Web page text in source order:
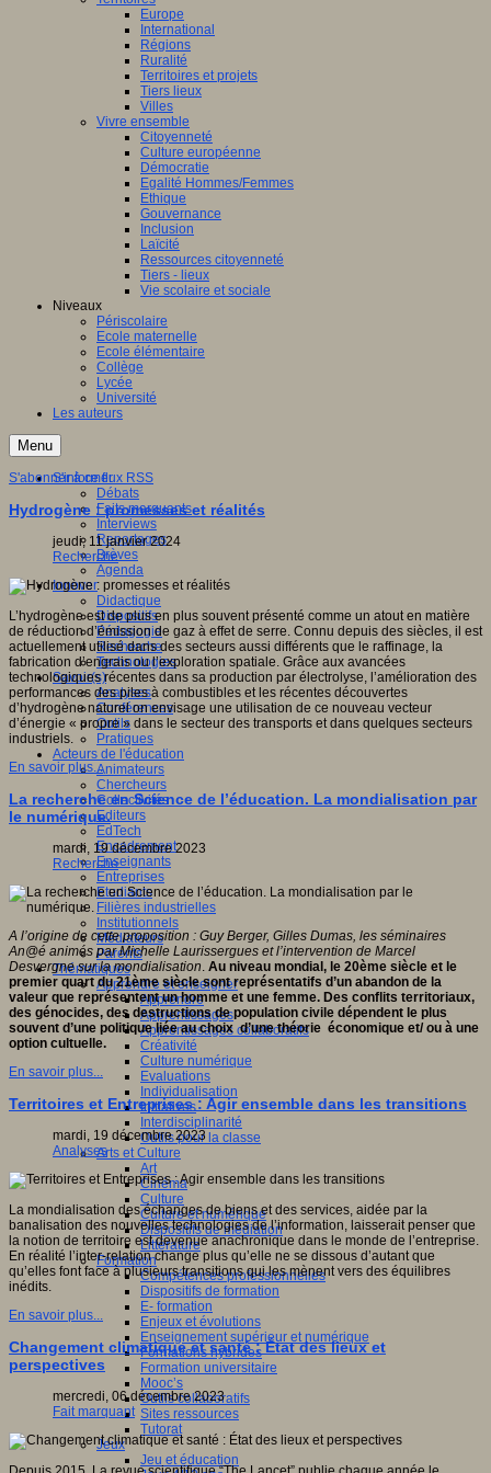
Europe
International
Régions
Ruralité
Territoires et projets
Tiers lieux
Villes
Vivre ensemble
Citoyenneté
Culture européenne
Démocratie
Egalité Hommes/Femmes
Ethique
Gouvernance
Inclusion
Laïcité
Ressources citoyenneté
Tiers - lieux
Vie scolaire et sociale
Niveaux
Périscolaire
Ecole maternelle
Ecole élémentaire
Collège
Lycée
Université
Les auteurs
Menu
S'informer
Débats
Faits marquants
Interviews
Reportages
Brèves
Agenda
Innover
Didactique
Dispositifs
Pédagogie
Recherche
Technologies
Savoir(s)
Analyses
Conférences
Outils
Pratiques
Acteurs de l'éducation
Animateurs
Chercheurs
Collectivités
Editeurs
EdTech
Encadrement
Enseignants
Entreprises
Etudiants
Filières industrielles
Institutionnels
Médiateurs
Parents
Thématiques
Apprendre et enseigner
Apprendre
Apprentissages
Apprentissages collaboratifs
Créativité
Culture numérique
Evaluations
Individualisation
Initiatives
Interdisciplinarité
Outils pour la classe
Arts et Culture
Art
Cinéma
Culture
Culture et numérique
Dispositifs de médiation
Littérature
Formation
Compétences professionnelles
Dispositifs de formation
E- formation
Enjeux et évolutions
Enseignement supérieur et numérique
Formations hybrides
Formation universitaire
Mooc’s
Outils collaboratifs
Sites ressources
Tutorat
Jeux
Jeu et éducation
S'abonner à ce flux RSS
Hydrogène : promesses et réalités
jeudi, 11 janvier 2024
Recherche
L’hydrogène est de plus en plus souvent présenté comme un atout en matière
de réduction d’émission de gaz à effet de serre. Connu depuis des siècles, il est
actuellement utilisé dans des secteurs aussi différents que le raffinage, la
fabrication d’engrais ou l’exploration spatiale. Grâce aux avancées
technologiques récentes dans sa production par électrolyse, l’amélioration des
performances des piles à combustibles et les récentes découvertes
d’hydrogène naturel on envisage une utilisation de ce nouveau vecteur
d’énergie « propre » dans le secteur des transports et dans quelques secteurs
industriels.
En savoir plus...
La recherche en Science de l’éducation. La mondialisation par
le numérique.
mardi, 19 décembre 2023
Recherche
A l’origine de cette proposition : Guy Berger, Gilles Dumas, les séminaires
An@é animés par Michelle Laurissergues et l’intervention de Marcel
Desvergne sur la mondialisation. Au niveau mondial, le 20ème siècle et le
premier quart du 21ème siècle sont représentatifs d’un abandon de la
valeur que représentent un homme et une femme. Des conflits territoriaux,
des génocides, des destructions de population civile dépendent le plus
souvent d’une politique liée au choix d’une théorie économique et/ ou à une
option cultuelle.
En savoir plus...
Territoires et Entreprises : Agir ensemble dans les transitions
mardi, 19 décembre 2023
Analyses
La mondialisation des échanges de biens et des services, aidée par la
banalisation des nouvelles technologies de l’information, laisserait penser que
la notion de territoire est devenue anachronique dans le monde de l’entreprise.
En réalité l’inter-relation change plus qu’elle ne se dissous d’autant que
qu’elles font face à plusieurs transitions qui les mènent vers des équilibres
inédits.
En savoir plus...
Changement climatique et santé : État des lieux et
perspectives
mercredi, 06 décembre 2023
Fait marquant